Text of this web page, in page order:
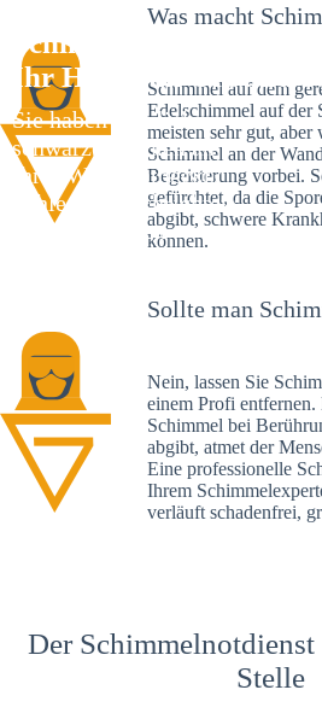
Schimmelexperte in
Ihr Helfer an Ort und
Sie haben kürzlich
schwarze Flecken an
Ihrer Wand entdeckt?
Schlechte Nachrichten:
Sie haben einen
Was macht
Schimmel auf dem
Edelschimmel auf der
meisten sehr gut, aber
Schimmel an der
Begeisterung vorbei.
gefürchtet, da die
abgibt, schwere
können.
Sollte man
Nein, lassen Sie
einem Profi
Schimmel bei
abgibt, atmet der
Eine professionelle
Ihrem
verläuft schadenfrei,
Der
Stelle